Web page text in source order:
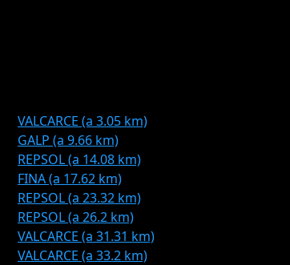
VALCARCE (a 3.05 km)
GALP (a 9.66 km)
REPSOL (a 14.08 km)
FINA (a 17.62 km)
REPSOL (a 23.32 km)
REPSOL (a 26.2 km)
VALCARCE (a 31.31 km)
VALCARCE (a 33.2 km)